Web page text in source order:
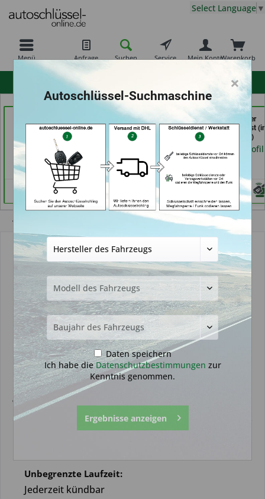
Menü Anfrage Suchen Service Warenkorb
Mein Konto
Select Language ▼
Schlüsseldienst (in
Grevenbroich)
Händlerprofil
Schuh und
Schlüsseldienst Bernd
Schutte im Kaufpark (in
Händlerprofil
Calenberger
Schlüssedienst
Hannover)
Händlerprofil
Test-Abonnement
Unbegrenzte Laufzeit:
Jederzeit kündbar
×
Autoschlüssel-Suchmaschine
Daten speichern
Ich habe dieDatenschutzbestimmungen zur
Kenntnis genommen.
Ergebnisse anzeigen